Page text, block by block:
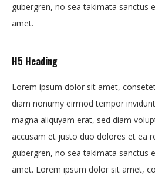
gubergren, no sea takimata sanctus
amet.
H5 Heading
Lorem ipsum dolor sit amet,
diam nonumy eirmod tempor
magna aliquyam erat, sed diam
accusam et justo duo dolores et ea
gubergren, no sea takimata sanctus
amet. Lorem ipsum dolor sit amet,